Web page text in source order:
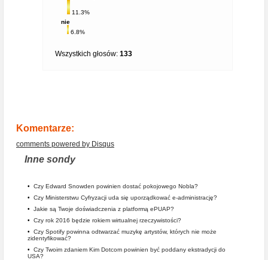
11.3%
nie
6.8%
Wszystkich głosów: 133
Komentarze:
comments powered by Disqus
Inne sondy
• Czy Edward Snowden powinien dostać pokojowego Nobla?
• Czy Ministerstwu Cyfryzacji uda się uporządkować e-administrację?
• Jakie są Twoje doświadczenia z platformą ePUAP?
• Czy rok 2016 będzie rokiem wirtualnej rzeczywistości?
• Czy Spotify powinna odtwarzać muzykę artystów, których nie może
zidentyfikować?
• Czy Twoim zdaniem Kim Dotcom powinien być poddany ekstradycji do
USA?